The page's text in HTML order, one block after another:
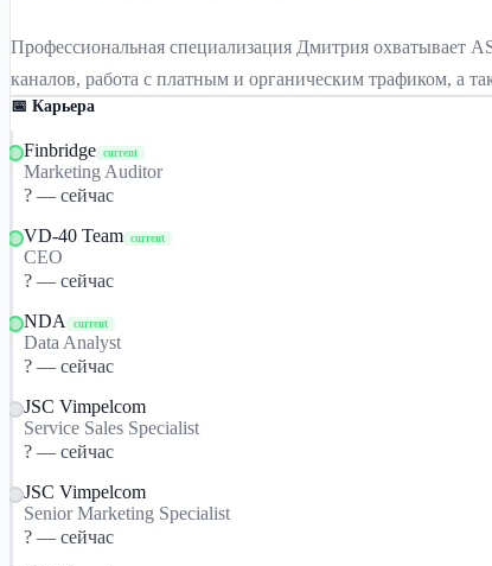
Профессиональная специализация Дмитрия охватывает
каналов, работа с платным и органическим трафиком, а
📅 Карьера
Finbridge current
Marketing Auditor
? — сейчас
VD-40 Team current
CEO
? — сейчас
NDA
current
Data Analyst
? — сейчас
JSC Vimpelcom
Service Sales Specialist
? — сейчас
JSC Vimpelcom
Senior Marketing Specialist
? — сейчас